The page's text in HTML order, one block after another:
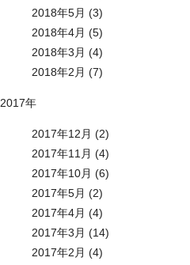
2018年5月 (3)
2018年4月 (5)
2018年3月 (4)
2018年2月 (7)
2017年
2017年12月 (2)
2017年11月 (4)
2017年10月 (6)
2017年5月 (2)
2017年4月 (4)
2017年3月 (14)
2017年2月 (4)